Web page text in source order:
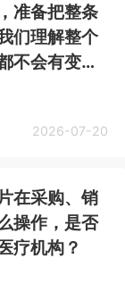
准备把整条
们理解整个
不会有变
我们的药包
更登记号持
2026-07-20
在采购、销
操作，是否
疗机构？